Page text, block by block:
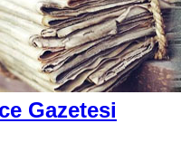
Gazetesi